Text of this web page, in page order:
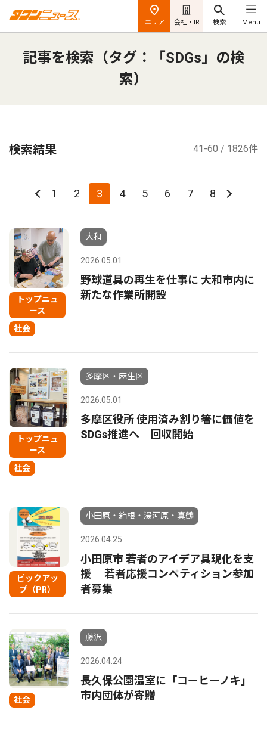
エリア 会社・IR 検索 Menu
記事を検索（タグ：「SDGs」の検
索）
検索結果 41-60 / 1826件
1 2 3 4 5 6 7 8
トップニュ
ース
社会
大和
2026.05.01
野球道具の再生を仕事に 大和市内に
新たな作業所開設
トップニュ
ース
社会
多摩区・麻生区
2026.05.01
多摩区役所 使用済み割り箸に価値を
SDGs推進へ 回収開始
ピックアッ
プ（PR）
小田原・箱根・湯河原・真鶴
2026.04.25
小田原市 若者のアイデア具現化を支
援 若者応援コンペティション参加
者募集
社会
藤沢
2026.04.24
長久保公園温室に「コーヒーノキ」
市内団体が寄贈